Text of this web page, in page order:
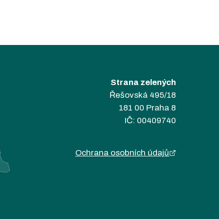
Strana zelených
Řešovská 495/18
181 00 Praha 8
IČ: 00409740
Ochrana osobních údajů